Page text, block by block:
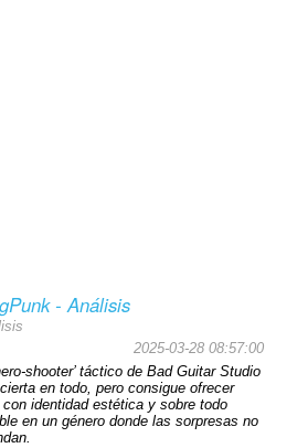
- Análisis
2025-03-28 08:57:00
shooter’ táctico de Bad Guitar Studio
en todo, pero consigue ofrecer
con identidad estética y sobre todo
en un género donde las sorpresas no